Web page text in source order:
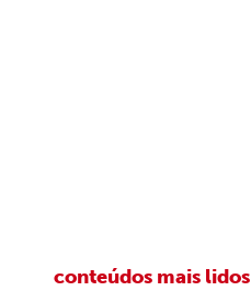
conteúdos mais lidos